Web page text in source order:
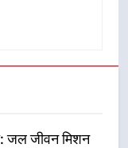
जल जीवन मिशन